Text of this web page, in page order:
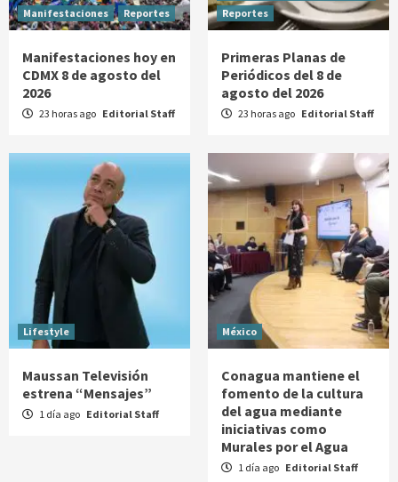
Manifestaciones Reportes
Manifestaciones hoy en
CDMX 8 de agosto del
2026
23 horas ago Editorial Staff
Reportes
Primeras Planas de
Periódicos del 8 de
agosto del 2026
23 horas ago Editorial Staff
Lifestyle
Maussan Televisión
estrena “Mensajes”
1 día ago Editorial Staff
México
Conagua mantiene el
fomento de la cultura
del agua mediante
iniciativas como
Murales por el Agua
1 día ago Editorial Staff